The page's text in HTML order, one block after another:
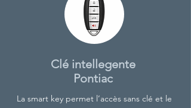
Clé intellegente
Pontiac
La smart key permet l’accès sans clé et le